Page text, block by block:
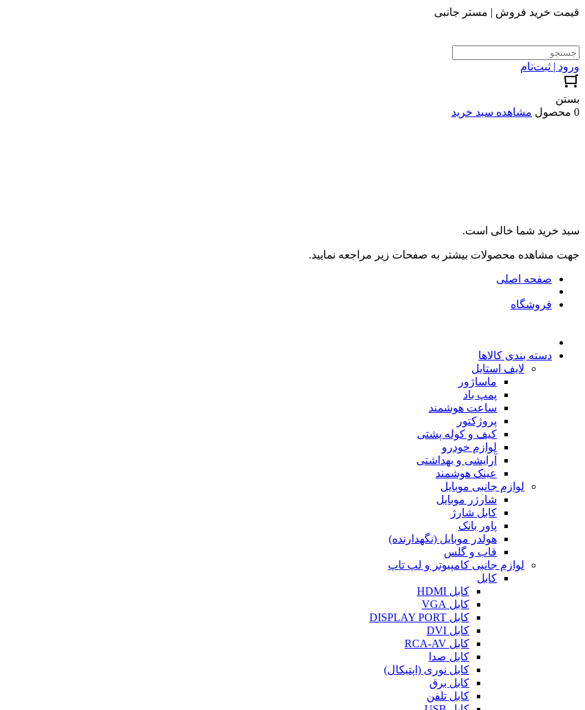
قیمت خرید فروش | مستر جانبی
ورود | ثبت‌نام
بستن
0 محصول
مشاهده سبد خرید
سبد خرید شما خالی است.
جهت مشاهده محصولات بیشتر به صفحات زیر مراجعه نمایید.
صفحه اصلی
فروشگاه
دسته بندی کالاها
لایف استایل
ماساژور
پمپ باد
ساعت هوشمند
پروژکتور
کیف و کوله پشتی
لوازم خودرو
آرایشی و بهداشتی
عینک هوشمند
لوازم جانبی موبایل
شارژر موبایل
کابل شارژ
پاور بانک
هولدر موبایل (نگهدارنده)
قاب و گلس
لوازم جانبی کامپیوتر و لپ تاپ
کابل
کابل HDMI
کابل VGA
کابل DISPLAY PORT
کابل DVI
کابل RCA-AV
کابل صدا
کابل نوری (اپتیکال)
کابل برق
کابل تلفن